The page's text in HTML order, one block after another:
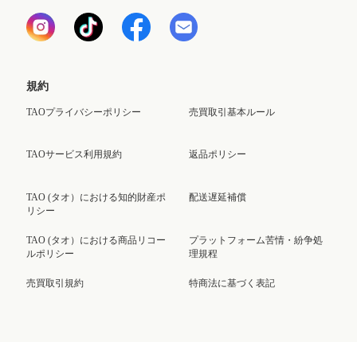
規約
TAOプライバシーポリシー
TAOサービス利用規約
TAO (タオ）における知的財産ポ
リシー
TAO (タオ）における商品リコー
ルポリシー
売買取引規約
売買取引基本ルール
返品ポリシー
配送遅延補償
プラットフォーム苦情・紛争処
理規程
特商法に基づく表記